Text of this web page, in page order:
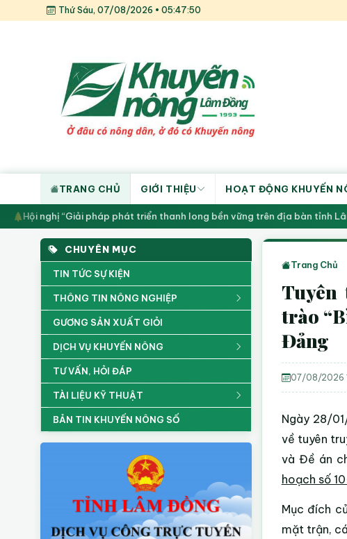
Thứ Sáu, 07/08/2026 • 05:47:50
TRANG CHỦ GIỚI THIỆU HOẠT ĐỘNG KHUYẾN
Hội nghị “Giải pháp phát triển thanh long bền vững trên địa bàn tỉnh Lâm
CHUYÊN MỤC
TIN TỨC SỰ KIỆN
THÔNG TIN NÔNG NGHIỆP
GƯƠNG SẢN XUẤT GIỎI
DỊCH VỤ KHUYẾN NÔNG
TƯ VẤN, HỎI ĐÁP
TÀI LIỆU KỸ THUẬT
BẢN TIN KHUYẾN NÔNG SỐ
Trang Chủ
Tuyên
trào
Đảng
07/08/2026
Ngày 28/
về tuyên
và Đề án
hoạch số
Mục đích
mặt trận,